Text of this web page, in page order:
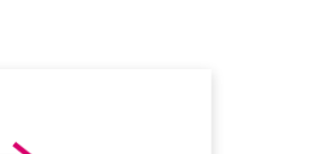
feront découvrir le